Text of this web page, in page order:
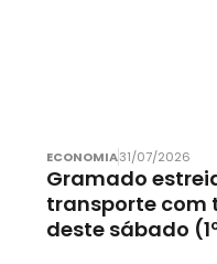
ECONOMIA31/07/2026
Gramado
transporte com
deste sábado